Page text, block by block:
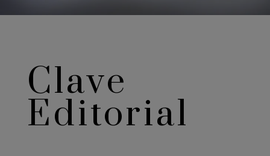
Clave
Editorial